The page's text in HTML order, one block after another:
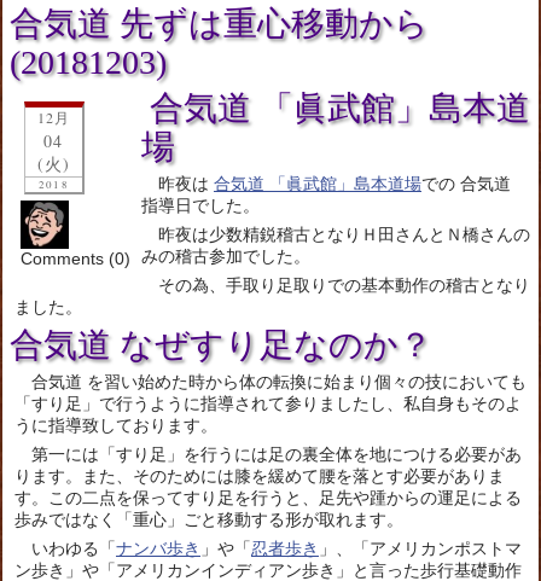
合気道 先ずは重心移動から
(20181203)
12月
04
(火)
2018
Comments (0)
合気道 「眞武館」島本道
場
昨夜は 合気道 「眞武館」島本道場での 合気道
指導日でした。
昨夜は少数精鋭稽古となりＨ田さんとＮ橋さんの
みの稽古参加でした。
その為、手取り足取りでの基本動作の稽古となり
ました。
合気道 なぜすり足なのか？
合気道 を習い始めた時から体の転換に始まり個々の技においても
「すり足」で行うように指導されて参りましたし、私自身もそのよ
うに指導致しております。
第一には「すり足」を行うには足の裏全体を地につける必要があ
ります。また、そのためには膝を緩めて腰を落とす必要がありま
す。この二点を保ってすり足を行うと、足先や踵からの運足による
歩みではなく「重心」ごと移動する形が取れます。
いわゆる「ナンバ歩き 」や「忍者歩き 」、「アメリカンポストマ
ン歩き」や「アメリカンインディアン歩き」と言った歩行基礎動作